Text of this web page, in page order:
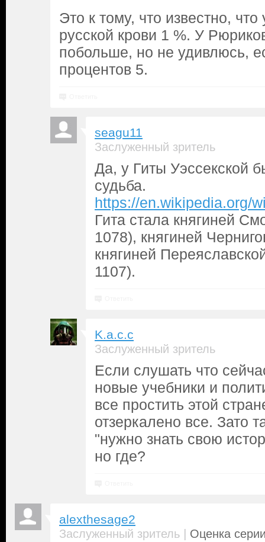
Это к тому, что известно,
русской крови 1 %. У
побольше, но не удивлюсь,
процентов 5.
seagu11
Заслуженный зритель
Да, у Гиты Уэссекской
судьба.
https://en.wikipedia.org/
Гита стала княгиней
1078), княгиней
княгиней
1107).
K.a.c.c
Заслуженный зритель
Если слушать что
новые учебники и
все простить этой
отзеркалено все. Зато
"нужно знать свою
но где?
alexthesage2
Заслуженный зритель | Оценка